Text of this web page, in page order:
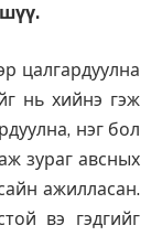
цалгардуулна
нь хийнэ гэж
нэг бол
зураг авсных
ажилласан.
вэ гэдгийг